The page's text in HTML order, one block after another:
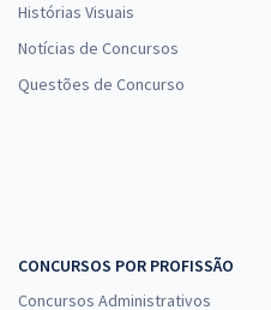
Histórias Visuais
Notícias de Concursos
Questões de Concurso
CONCURSOS POR PROFISSÃO
Concursos Administrativos